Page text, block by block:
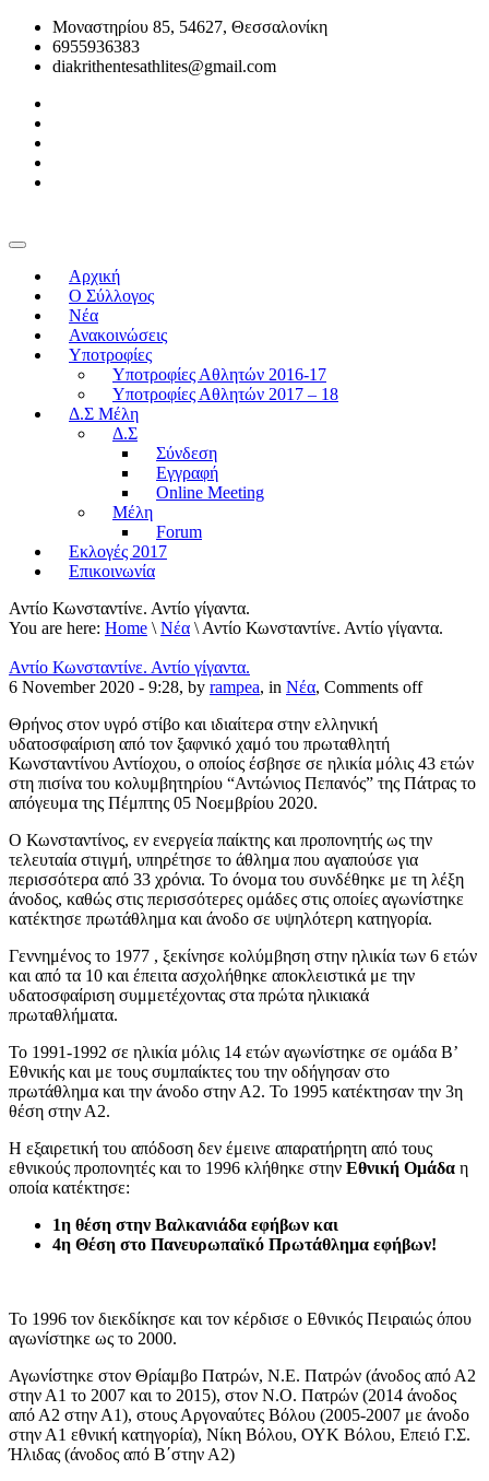
Μοναστηρίου 85, 54627, Θεσσαλονίκη
6955936383
diakrithentesathlites@gmail.com
Αρχική
O Σύλλογος
Νέα
Ανακοινώσεις
Υποτροφίες
Υποτροφίες Αθλητών 2016-17
Υποτροφίες Αθλητών 2017 – 18
Δ.Σ Μέλη
Δ.Σ
Σύνδεση
Εγγραφή
Online Meeting
Μέλη
Forum
Εκλογές 2017
Επικοινωνία
Αντίο Κωνσταντίνε. Αντίο γίγαντα.
You are here: Home \ Νέα \ Αντίο Κωνσταντίνε. Αντίο γίγαντα.
Αντίο Κωνσταντίνε. Αντίο γίγαντα.
6 November 2020 - 9:28, by rampea, in Νέα, Comments off
Θρήνος στον υγρό στίβο και ιδιαίτερα στην ελληνική
υδατοσφαίριση από τον ξαφνικό χαμό του πρωταθλητή
Κωνσταντίνου Αντίοχου, ο οποίος έσβησε σε ηλικία μόλις 43 ετών
στη πισίνα του κολυμβητηρίου “Αντώνιος Πεπανός” της Πάτρας το
απόγευμα της Πέμπτης 05 Νοεμβρίου 2020.
Ο Κωνσταντίνος, εν ενεργεία παίκτης και προπονητής ως την
τελευταία στιγμή, υπηρέτησε το άθλημα που αγαπούσε για
περισσότερα από 33 χρόνια. Το όνομα του συνδέθηκε με τη λέξη
άνοδος, καθώς στις περισσότερες ομάδες στις οποίες αγωνίστηκε
κατέκτησε πρωτάθλημα και άνοδο σε υψηλότερη κατηγορία.
Γεννημένος το 1977 , ξεκίνησε κολύμβηση στην ηλικία των 6 ετών
και από τα 10 και έπειτα ασχολήθηκε αποκλειστικά με την
υδατοσφαίριση συμμετέχοντας στα πρώτα ηλικιακά
πρωταθλήματα.
Το 1991-1992 σε ηλικία μόλις 14 ετών αγωνίστηκε σε ομάδα Β’
Εθνικής και με τους συμπαίκτες του την οδήγησαν στο
πρωτάθλημα και την άνοδο στην Α2. Το 1995 κατέκτησαν την 3η
θέση στην Α2.
Η εξαιρετική του απόδοση δεν έμεινε απαρατήρητη από τους
εθνικούς προπονητές και το 1996 κλήθηκε στην Εθνική Ομάδα η
οποία κατέκτησε:
1η θέση στην Βαλκανιάδα εφήβων και
4η Θέση στο Πανευρωπαϊκό Πρωτάθλημα εφήβων!
Το 1996 τον διεκδίκησε και τον κέρδισε ο Εθνικός Πειραιώς όπου
αγωνίστηκε ως το 2000.
Αγωνίστηκε στον Θρίαμβο Πατρών, Ν.Ε. Πατρών (άνοδος από Α2
στην Α1 το 2007 και το 2015), στον Ν.Ο. Πατρών (2014 άνοδος
από Α2 στην Α1), στους Αργοναύτες Βόλου (2005-2007 με άνοδο
στην Α1 εθνική κατηγορία), Νίκη Βόλου, ΟΥΚ Βόλου, Επειό Γ.Σ.
Ήλιδας (άνοδος από Β΄στην Α2)